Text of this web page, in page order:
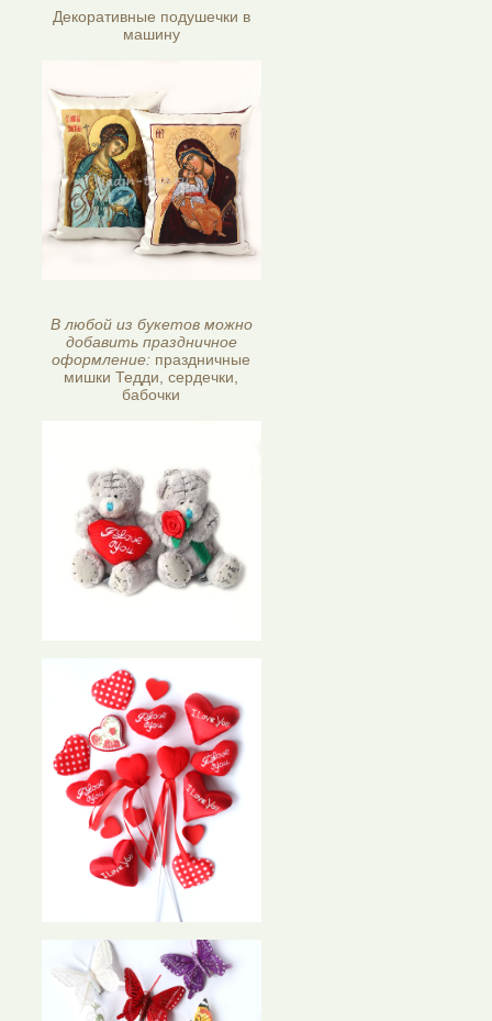
Декоративные подушечки в
машину
В любой из букетов можно
добавить праздничное
оформление: праздничные
мишки Тедди, сердечки,
бабочки